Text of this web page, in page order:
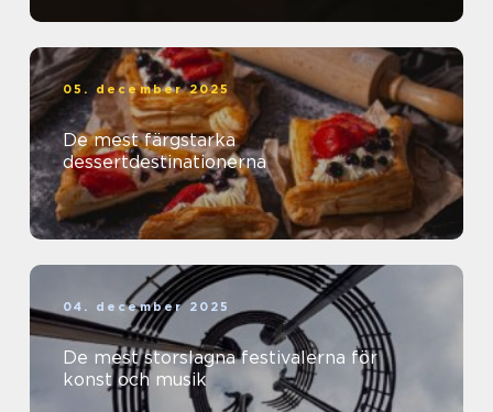
05. december 2025
De mest färgstarka
dessertdestinationerna
04. december 2025
De mest storslagna festivalerna för
konst och musik